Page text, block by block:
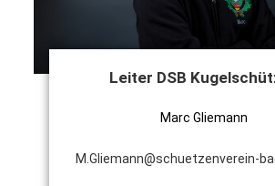
Leiter DSB
Marc Gliemann
M.Gliemann@schuetzenverein-